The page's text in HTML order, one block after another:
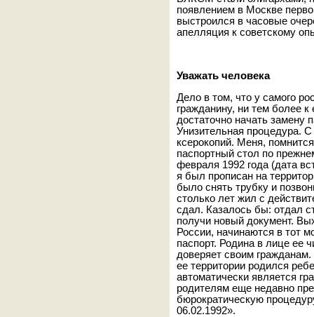
появлением в Москве
выстроился в часовые
апелляция к советскому
Уважать человека
Дело в том, что у самого
гражданину, ни тем более
достаточно начать замену
Унизительная процедура.
ксерокопий. Меня,
паспортный стол по
февраля 1992 года (дата
я был прописан на
было снять трубку и
столько лет жил с
сдал. Казалось бы: отдал
получи новый документ.
России, начинаются в тот
паспорт. Родина в лице ее
доверяет своим
ее территории родился
автоматически является
родителям еще недавно
бюрократическую
06.02.1992».